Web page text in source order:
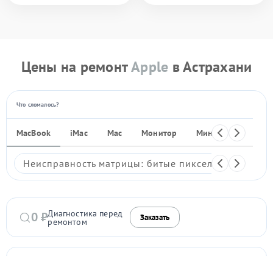
Цены на ремонтApple в Астрахани
Что сломалось?
MacBook iMac Mac Монитор Мини ПК
Неисправность матрицы: битые пиксели,
0 ₽Диагностика перед
ремонтом Заказать